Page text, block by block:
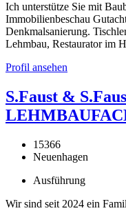
Ich unterstütze Sie mit
Immobilienbeschau
Denkmalsanierung.
Lehmbau, Restaurator im
Profil ansehen
S.Faust &
15366
Neuenhagen
Ausführung
Wir sind seit 2024 ein